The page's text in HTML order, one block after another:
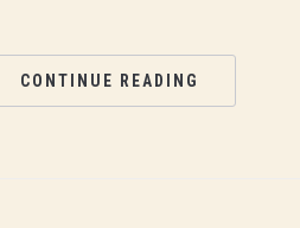
CONTINUE READING